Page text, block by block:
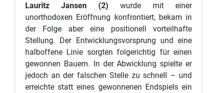
Lauritz Jansen (2) wurde mit einer
unorthodoxen Eröffnung konfrontiert, bekam in
der Folge aber eine positionell vorteilhafte
Stellung. Der Entwicklungsvorsprung und eine
halboffene Linie sorgten folgerichtig für einen
gewonnen Bauern. In der Abwicklung spielte er
jedoch an der falschen Stelle zu schnell – und
erreichte statt eines gewonnenen Endspiels ein